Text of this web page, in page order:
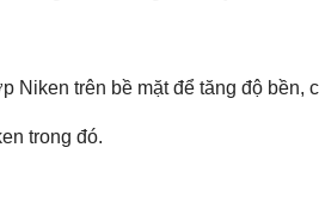
trên bề mặt để tăng độ bền,
trong đó.